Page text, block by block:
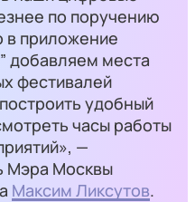
по поручению
в приложение
добавляем места
фестивалей
удобный
часы работы
—
Мэра Москвы
Максим Ликсутов.